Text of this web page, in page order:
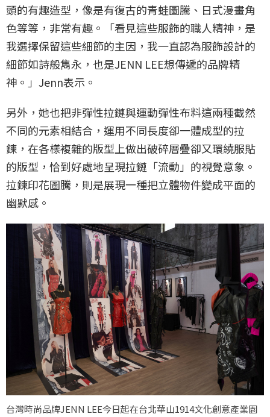
頭的有趣造型，像是有復古的青蛙圖騰、日式漫畫角
色等等，非常有趣。「看見這些服飾的職人精神，是
我選擇保留這些細節的主因，我一直認為服飾設計的
細節如詩般雋永，也是JENN LEE想傳遞的品牌精
神。」Jenn表示。
另外，她也把非彈性拉鏈與運動彈性布料這兩種截然
不同的元素相結合，運用不同長度卻一體成型的拉
鍊，在各樣複雜的版型上做出破碎層疊卻又環繞服貼
的版型，恰到好處地呈現拉鏈「流動」的視覺意象。
拉鍊印花圖騰，則是展現一種把立體物件變成平面的
幽默感。
台灣時尚品牌JENN LEE今日起在台北華山1914文化創意產業園